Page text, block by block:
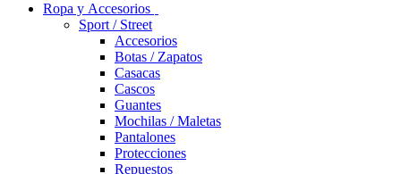
Ropa y Accesorios
Sport / Street
Accesorios
Botas / Zapatos
Casacas
Cascos
Guantes
Mochilas / Maletas
Pantalones
Protecciones
Repuestos